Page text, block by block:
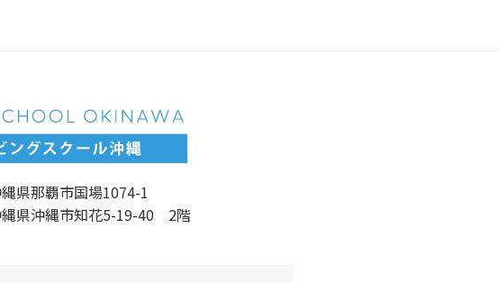
k
県那覇市国場1074-1
県沖縄市知花5-19-40 2階